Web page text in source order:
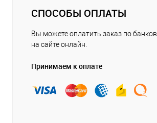
СПОСОБЫ ОПЛАТЫ
Вы можете оплатить заказ по
на сайте онлайн.
Принимаем к оплате